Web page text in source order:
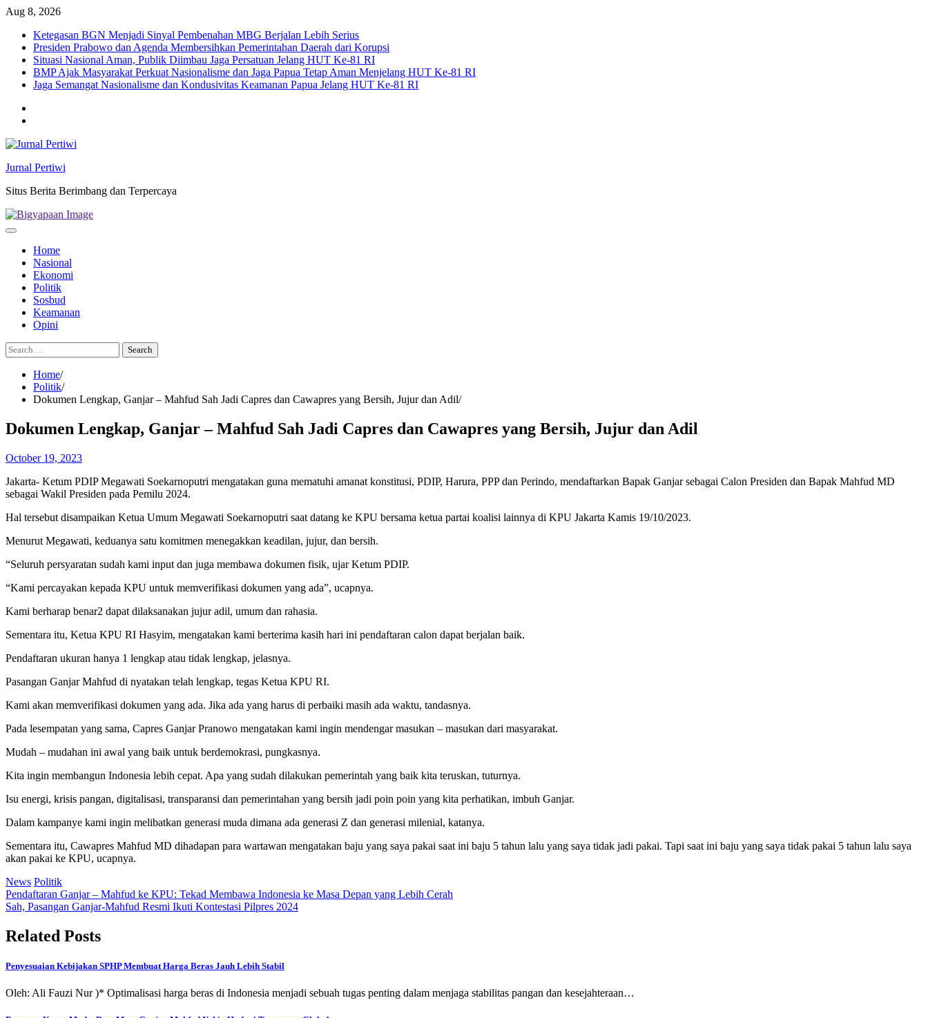
Skip
content
Aug 8, 2026
Ketegasan BGN Menjadi Sinyal Pembenahan MBG Berjalan Lebih Serius
Presiden Prabowo dan Agenda Membersihkan Pemerintahan Daerah dari Korupsi
Situasi Nasional Aman, Publik Diimbau Jaga Persatuan Jelang HUT Ke-81 RI
BMP Ajak Masyarakat Perkuat Nasionalisme dan Jaga Papua Tetap Aman Menjelang HUT Ke-81 RI
Jaga Semangat Nasionalisme dan Kondusivitas Keamanan Papua Jelang HUT Ke-81 RI
Jurnal Pertiwi
Situs Berita Berimbang dan Terpercaya
Home
Nasional
Ekonomi
Politik
Sosbud
Keamanan
Opini
Search
for:
Home
Politik
Dokumen Lengkap, Ganjar – Mahfud Sah Jadi Capres dan Cawapres yang Bersih, Jujur dan Adil
Dokumen Lengkap, Ganjar – Mahfud Sah Jadi Capres dan Cawapres yang Bersih, Jujur dan Adil
October 19, 2023
Jakarta- Ketum PDIP Megawati Soekarnoputri mengatakan guna mematuhi amanat konstitusi, PDIP, Harura, PPP dan Perindo, mendaftarkan Bapak Ganjar sebagai Calon Presiden dan Bapak Mahfud MD
sebagai Wakil Presiden pada Pemilu 2024.
Hal tersebut disampaikan Ketua Umum Megawati Soekarnoputri saat datang ke KPU bersama ketua partai koalisi lainnya di KPU Jakarta Kamis 19/10/2023.
Menurut Megawati, keduanya satu komitmen menegakkan keadilan, jujur, dan bersih.
“Seluruh persyaratan sudah kami input dan juga membawa dokumen fisik, ujar Ketum PDIP.
“Kami percayakan kepada KPU untuk memverifikasi dokumen yang ada”, ucapnya.
Kami berharap benar2 dapat dilaksanakan jujur adil, umum dan rahasia.
Sementara itu, Ketua KPU RI Hasyim, mengatakan kami berterima kasih hari ini pendaftaran calon dapat berjalan baik.
Pendaftaran ukuran hanya 1 lengkap atau tidak lengkap, jelasnya.
Pasangan Ganjar Mahfud di nyatakan telah lengkap, tegas Ketua KPU RI.
Kami akan memverifikasi dokumen yang ada. Jika ada yang harus di perbaiki masih ada waktu, tandasnya.
Pada lesempatan yang sama, Capres Ganjar Pranowo mengatakan kami ingin mendengar masukan – masukan dari masyarakat.
Mudah – mudahan ini awal yang baik untuk berdemokrasi, pungkasnya.
Kita ingin membangun Indonesia lebih cepat. Apa yang sudah dilakukan pemerintah yang baik kita teruskan, tuturnya.
Isu energi, krisis pangan, digitalisasi, transparansi dan pemerintahan yang bersih jadi poin poin yang kita perhatikan, imbuh Ganjar.
Dalam kampanye kami ingin melibatkan generasi muda dimana ada generasi Z dan generasi milenial, katanya.
Sementara itu, Cawapres Mahfud MD dihadapan para wartawan mengatakan baju yang saya pakai saat ini baju 5 tahun lalu yang saya tidak jadi pakai. Tapi saat ini baju yang saya tidak pakai 5 tahun lalu saya
akan pakai ke KPU, ucapnya.
News Politik
Post
navigation
Pendaftaran Ganjar – Mahfud ke KPU: Tekad Membawa Indonesia ke Masa Depan yang Lebih Cerah
Sah, Pasangan Ganjar-Mahfud Resmi Ikuti Kontestasi Pilpres 2024
Related Posts
Penyesuaian Kebijakan SPHP Membuat Harga Beras Jauh Lebih Stabil
Oleh: Ali Fauzi Nur )* Optimalisasi harga beras di Indonesia menjadi sebuah tugas penting dalam menjaga stabilitas pangan dan kesejahteraan…